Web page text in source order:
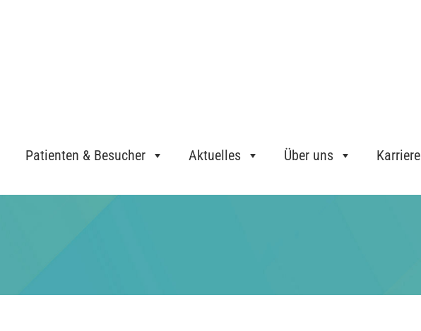
Patienten & Besucher Aktuelles Über uns Karriere